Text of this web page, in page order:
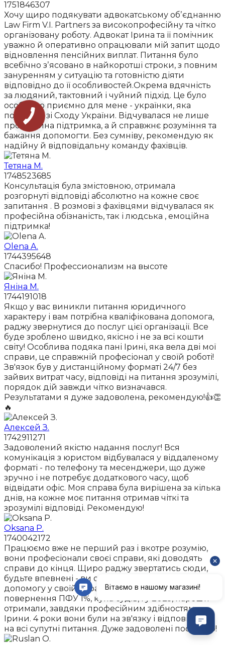
1751846307
Хочу щиро подякувати адвокатському обʼєднанню
Law Firm V.I. Partners за високопрофесійну та чітко
організовану роботу. Адвокат Ірина та її помічник
уважно й оперативно опрацювали мій запит щодо
відновлення пенсійних виплат. Питання було
всебічно зʼясовано в найкоротші строки, з повним
зануренням у ситуацію та готовністю діяти
відповідно до її особливостей.Окрема вдячність
за людяний, тактовний і чуйний підхід. Це було
особливо приємно для мене - українки, яка
походить зі Сходу України. Відчувалася не лише
професійна підтримка, а й справжнє розуміння та
бажання допомогти. Без сумніву, рекомендую як
надійну й відповідальну команду фахівців.
Тетяна М.
1748523685
Консультація була змістовною, отримала
розгорнуті відповіді абсолютно на кожне своє
запитання . В розмові з фахівцями відчувалася як
професійна обізнаність, так і людська , емоційна
підтримка!
Olena A.
1744395648
Спасибо! Профессионализм на высоте
Яніна М.
1744191018
Якщо у вас виникли питання юридичного
характеру і вам потрібна кваліфікована допомога,
раджу звернутися до послуг цієї організації. Все
буде зроблено швидко, якісно і не за всі кошти
світу! Особлива подяка пані Ірині, яка вела дві мої
справи, це справжній професіонал у своїй роботі!
Зв'язок був у дистанційному форматі 24/7 без
зайвих витрат часу, відповіді на питання зрозумілі,
порядок дій завжди чітко визначався.
Результатами я дуже задоволена, рекомендую!👍👏
🔥
Алексей З.
1742911271
Задоволений якістю надання послуг! Вся
комунікація з юристом відбувалася у віддаленому
форматі - по телефону та месенджери, що дуже
зручно і не потребує додаткового часу, щоб
відвідати офіс. Моя справа була вирішена за кілька
днів, на кожне моє питання отримав чіткі та
зрозумілі відповіді. Рекомендую!
Oksana P.
1740042172
Працюємо вже не перший раз і вкотре розумію,
вони професіонали своєї справи, які доводять
справи до кінця. Щиро раджу звертатись сюди,
будьте впевнені - ви отримаєте професійну
допомогу у своїй справі. З 2021 року чекали на
повернення ПФУ 1%, купа судів, і у 2025, нарешті
отримали, завдяки професійним здібностям
Ірини. 4 роки вони були на зв'язку і відповідали
на всі супутні питання. Дуже задоволені послугою!